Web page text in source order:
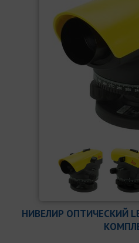
НИВЕЛИР ОПТИЧЕСКИЙ